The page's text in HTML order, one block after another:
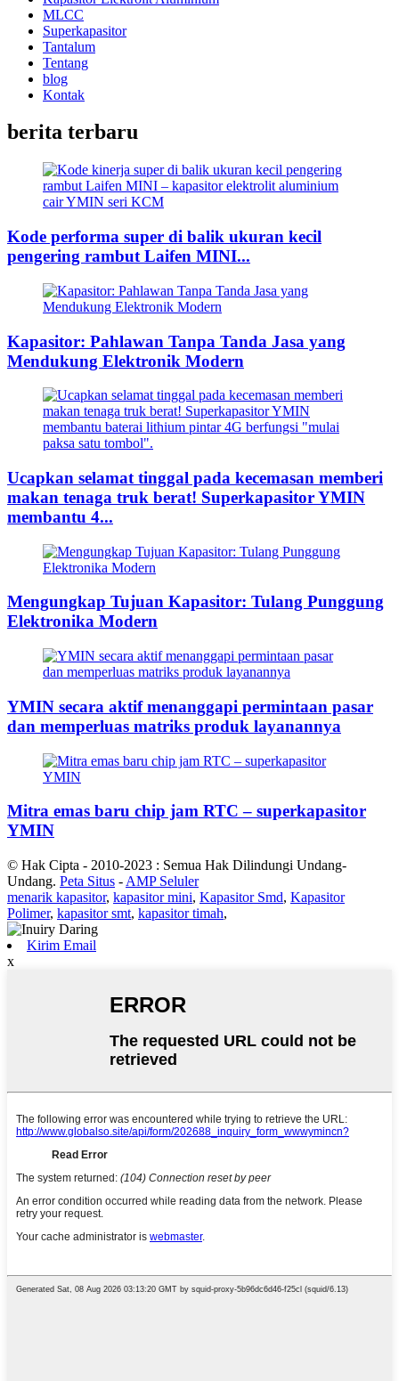
MLCC
Superkapasitor
Tantalum
Tentang
blog
Kontak
berita terbaru
Kode performa super di balik ukuran kecil
pengering rambut Laifen MINI...
Kapasitor: Pahlawan Tanpa Tanda Jasa yang
Mendukung Elektronik Modern
Ucapkan selamat tinggal pada kecemasan memberi
makan tenaga truk berat! Superkapasitor YMIN
membantu 4...
Mengungkap Tujuan Kapasitor: Tulang Punggung
Elektronika Modern
YMIN secara aktif menanggapi permintaan pasar
dan memperluas matriks produk layanannya
Mitra emas baru chip jam RTC – superkapasitor
YMIN
© Hak Cipta - 2010-2023 : Semua Hak Dilindungi Undang-
Undang. Peta Situs - AMP Seluler
menarik kapasitor, kapasitor mini, Kapasitor Smd, Kapasitor
Polimer, kapasitor smt, kapasitor timah,
Kirim Email
x